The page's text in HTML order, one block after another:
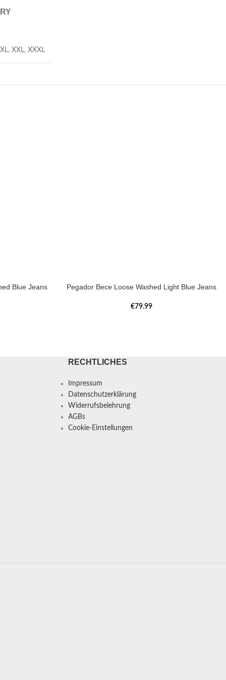
XL, XXL, XXXL
Blue Jeans Pegador Bece Loose Washed Light Blue Jeans
€79.99
RECHTLICHES
Impressum
Datenschutzerklärung
Widerrufsbelehrung
AGBs
Cookie-Einstellungen